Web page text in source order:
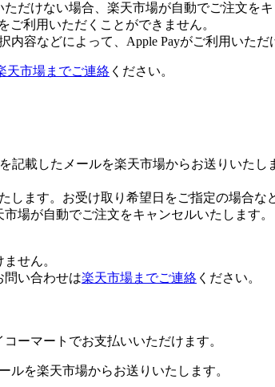
だけない場合、楽天市場が自動でご注文をキ
ご利用いただくことができません。
容などによって、Apple Payがご利用いただ
天市場までご連絡 ください。
記載したメールを楽天市場からお送りいたし
します。お受け取り希望日をご指定の場合な
場が自動でご注文をキャンセルいたします。
せん。
い合わせは楽天市場までご連絡 ください。
ーマートでお支払いいただけます。
ルを楽天市場からお送りいたします。